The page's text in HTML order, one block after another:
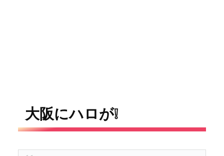
大阪にハロが❕